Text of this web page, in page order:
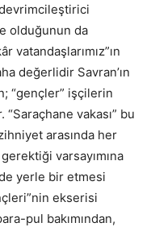
olduğunun da
vatandaşlarımız”ın
değerlidir Savran’ın
“gençler” işçilerin
vakası” bu
arasında her
varsayımına
yerle bir etmesi
ekserisi
pul bakımından,